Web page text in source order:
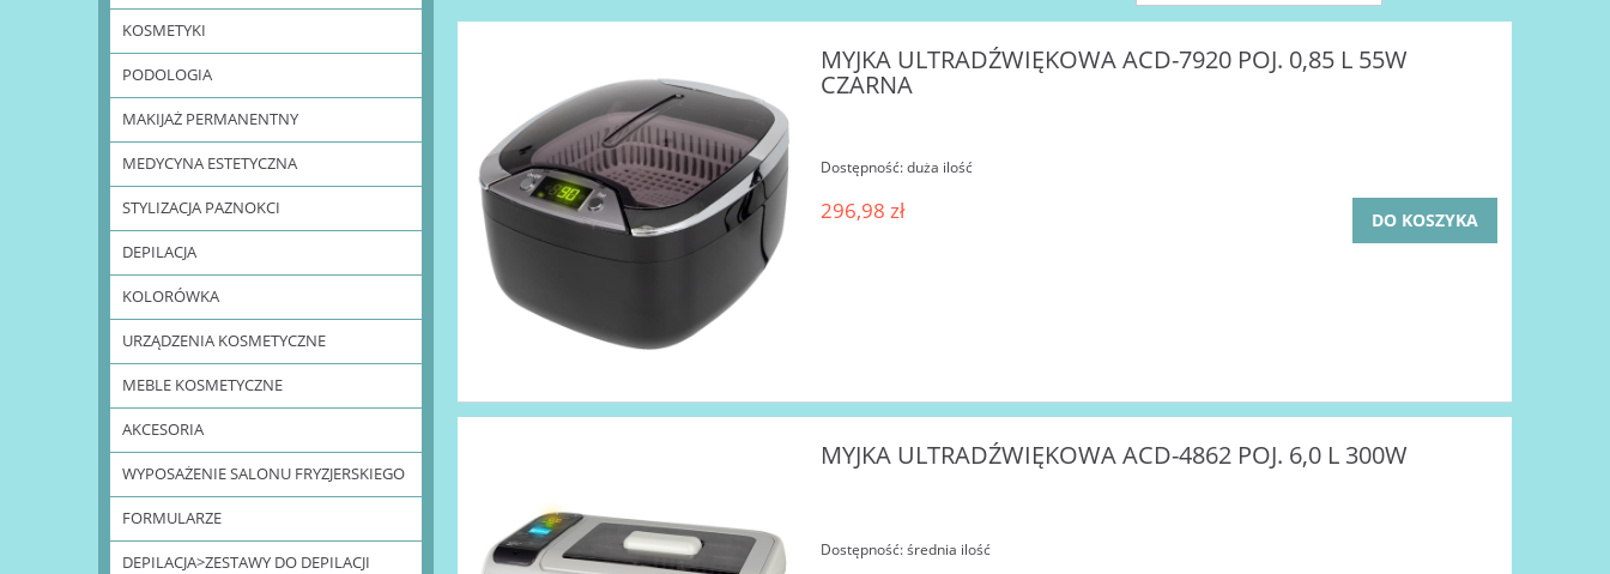
KOSMETYKI
PODOLOGIA
MAKIJAŻ PERMANENTNY
MEDYCYNA ESTETYCZNA
STYLIZACJA PAZNOKCI
DEPILACJA
KOLORÓWKA
URZĄDZENIA KOSMETYCZNE
MEBLE KOSMETYCZNE
AKCESORIA
WYPOSAŻENIE SALONU FRYZJERSKIEGO
FORMULARZE
DEPILACJA>ZESTAWY DO DEPILACJI
MYJKA ULTRADŹWIĘKOWA ACD-7920 POJ. 0,85 L 55W
CZARNA
Dostępność:duża ilość
296,98 zł DO KOSZYKA
MYJKA ULTRADŹWIĘKOWA ACD-4862 POJ. 6,0 L 300W
Dostępność:średnia ilość